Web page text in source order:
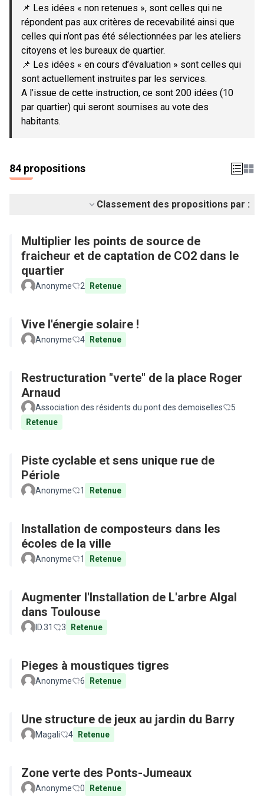
📌 Les idées « non retenues », sont celles qui ne
répondent pas aux critères de recevabilité ainsi que
celles qui n’ont pas été sélectionnées par les ateliers
citoyens et les bureaux de quartier.
📌 Les idées « en cours d’évaluation » sont celles qui
sont actuellement instruites par les services.
A l’issue de cette instruction, ce sont 200 idées (10
par quartier) qui seront soumises au vote des
habitants.
84 propositions
Classement des propositions par :
Multiplier les points de source de
fraicheur et de captation de CO2 dans le
quartier
Anonyme 2 Retenue
Vive l'énergie solaire !
Anonyme 4 Retenue
Restructuration "verte" de la place Roger
Arnaud
Association des résidents du pont des demoiselles
5
Retenue
Piste cyclable et sens unique rue de
Périole
Anonyme 1 Retenue
Installation de composteurs dans les
écoles de la ville
Anonyme 1 Retenue
Augmenter l'Installation de L'arbre Algal
dans Toulouse
ID.31 3 Retenue
Pieges à moustiques tigres
Anonyme 6 Retenue
Une structure de jeux au jardin du Barry
Magali 4 Retenue
Zone verte des Ponts-Jumeaux
Anonyme 0 Retenue